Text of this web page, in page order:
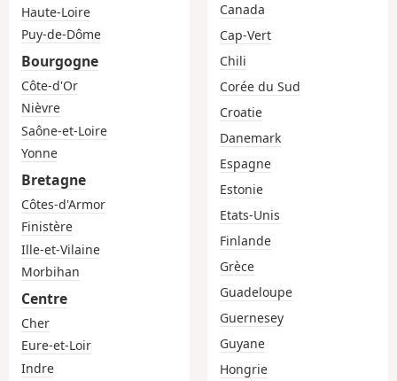
Haute-Loire
Puy-de-Dôme
Bourgogne
Côte-d'Or
Nièvre
Saône-et-Loire
Yonne
Bretagne
Côtes-d'Armor
Finistère
Ille-et-Vilaine
Morbihan
Centre
Cher
Eure-et-Loir
Indre
Canada
Cap-Vert
Chili
Corée du Sud
Croatie
Danemark
Espagne
Estonie
Etats-Unis
Finlande
Grèce
Guadeloupe
Guernesey
Guyane
Hongrie